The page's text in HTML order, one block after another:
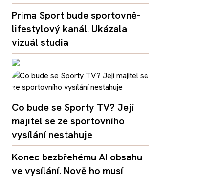
Prima Sport bude sportovně-
lifestylový kanál. Ukázala
vizuál studia
Co bude se Sporty TV? Její
majitel se ze sportovního
vysílání nestahuje
Konec bezbřehému AI obsahu
ve vysílání. Nově ho musí